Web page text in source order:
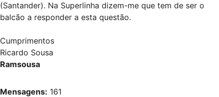
(Santander). Na Superlinha dizem-me que tem de ser o
balcão a responder a esta questão.
Cumprimentos
Ricardo Sousa
Ramsousa
Mensagens: 161